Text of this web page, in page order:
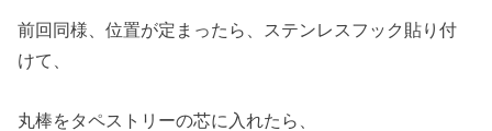
前回同様、位置が定まったら、ステンレスフック貼り付
けて、
丸棒をタペストリーの芯に入れたら、